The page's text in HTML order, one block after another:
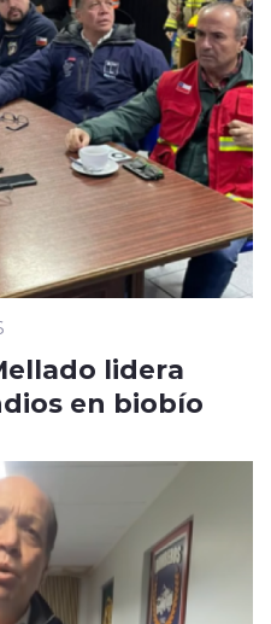
lidera
en biobío